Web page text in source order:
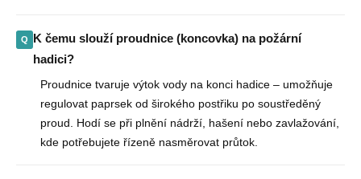
K čemu slouží proudnice (koncovka) na požární
hadici?
Proudnice tvaruje výtok vody na konci hadice – umožňuje
regulovat paprsek od širokého postřiku po soustředěný
proud. Hodí se při plnění nádrží, hašení nebo zavlažování,
kde potřebujete řízeně nasměrovat průtok.